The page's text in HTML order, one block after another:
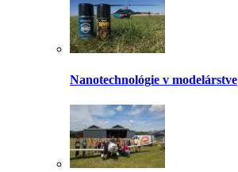
Nanotechnológie v modelárstve